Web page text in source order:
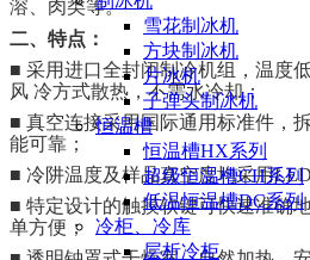
雪花制冰机
方块制冰机
片冰机
子弹头制冰机
恒温槽
恒温槽HX系列
超级恒温槽CH系列
低温恒温槽DC系列
冷柜、冷库
层析冷柜
溶、肉类等。
二、 特点：
■ 采用进口全封闭制冷机组，温度
风 冷方式散热，不需水冷却；
■ 真空连接采用国际通用标准件，
能可靠 ；
■ 冷阱温度及样品真空度均采用LED
■ 特定设计的触摸软键可快速准确
单方便 ；